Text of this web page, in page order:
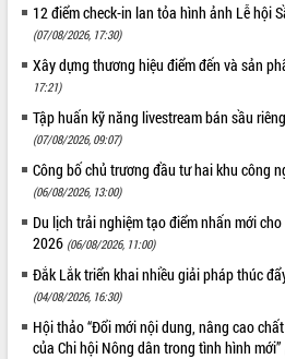
12 điểm check-in lan tỏa hình ảnh Lễ hội
(07/08/2026, 17:30)
Xây dựng thương hiệu điểm đến và sản
17:21)
Tập huấn kỹ năng livestream bán sầu
(07/08/2026, 09:07)
Công bố chủ trương đầu tư hai khu công
(06/08/2026, 13:00)
Du lịch trải nghiệm tạo điểm nhấn mới
2026 (06/08/2026, 11:00)
Đắk Lắk triển khai nhiều giải pháp thúc
(04/08/2026, 16:30)
Hội thảo “Đổi mới nội dung, nâng cao
của Chi hội Nông dân trong tình hình mới”